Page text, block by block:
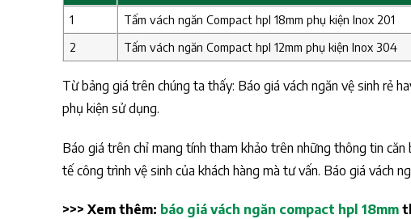
1
Tấm vách ngăn Compact hpl 18mm phụ kiện Inox 201
2
Tấm vách ngăn Compact hpl 12mm phụ kiện Inox 304
Từ bảng giá trên chúng ta thấy: Báo giá vách ngăn vệ sinh rẻ
phụ kiện sử dụng.
Báo giá trên chỉ mang tính tham khảo trên những thông tin căn
tế công trình vệ sinh của khách hàng mà tư vấn. Báo giá vách
>>> Xem thêm: báo giá vách ngăn compact hpl 18mm